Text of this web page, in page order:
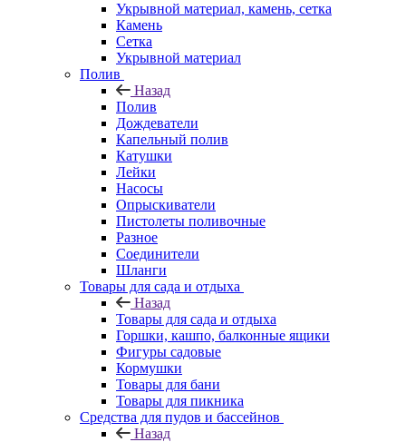
Укрывной материал, камень, сетка
Камень
Сетка
Укрывной материал
Полив
Назад
Полив
Дождеватели
Капельный полив
Катушки
Лейки
Насосы
Опрыскиватели
Пистолеты поливочные
Разное
Соединители
Шланги
Товары для сада и отдыха
Назад
Товары для сада и отдыха
Горшки, кашпо, балконные ящики
Фигуры садовые
Кормушки
Товары для бани
Товары для пикника
Средства для пудов и бассейнов
Назад